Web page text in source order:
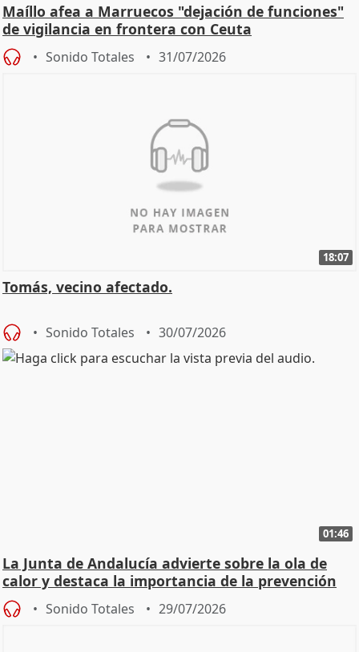
Maíllo afea a Marruecos "dejación de funciones"
de vigilancia en frontera con Ceuta
Sonido Totales 31/07/2026
18:07
Tomás, vecino afectado.
Sonido Totales 30/07/2026
01:46
La Junta de Andalucía advierte sobre la ola de
calor y destaca la importancia de la prevención
Sonido Totales 29/07/2026